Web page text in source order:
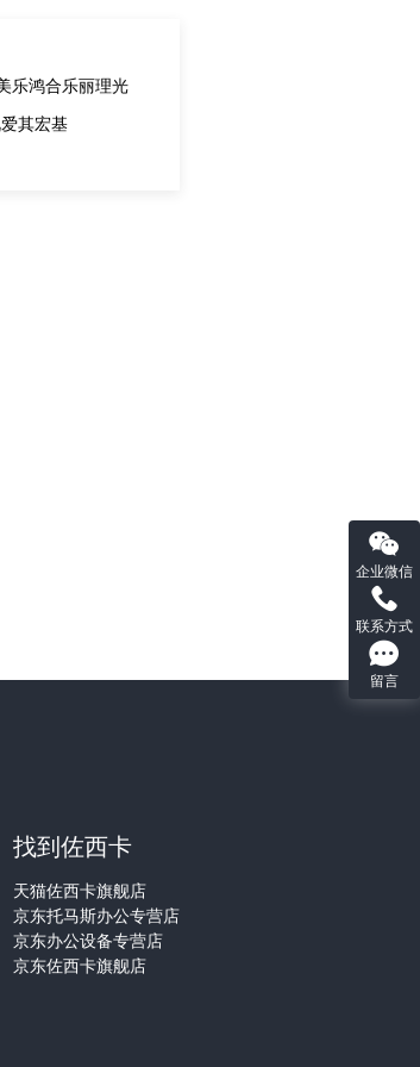
乐鸿合乐丽理光
爱其宏基
找到佐西卡
天猫佐西卡旗舰店
京东托马斯办公专营店
京东办公设备专营店
京东佐西卡旗舰店
企业微信
联系方式
留言